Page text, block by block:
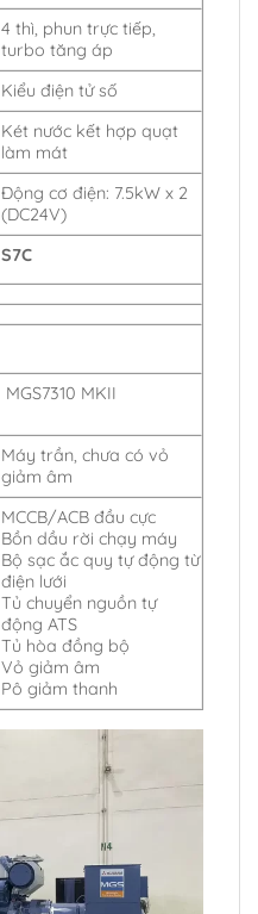
4 thì, phun trực tiếp,
turbo tăng áp
Kiểu điện tử số
Két nước kết hợp quạt
làm mát
Động cơ điện: 7.5kW x 2
(DC24V)
S7C
MGS7310 MKII
Máy trần, chưa có vỏ
giảm âm
MCCB/ACB đầu cực
Bồn dầu rời chạy máy
Bộ sạc ắc quy tự động từ
điện lưới
Tủ chuyển nguồn tự
động ATS
Tủ hòa đồng bộ
Vỏ giảm âm
Pô giảm thanh